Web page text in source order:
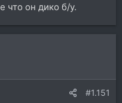
что он дико б/у.
#1.151